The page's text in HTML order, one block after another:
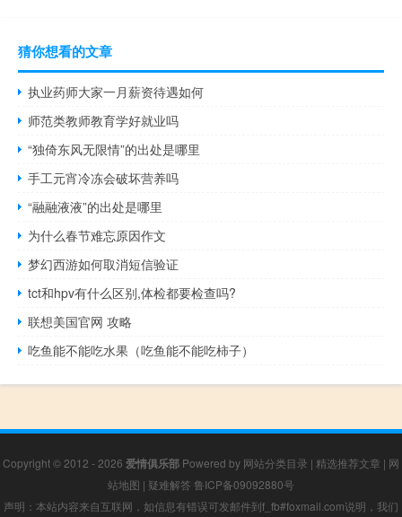
猜你想看的文章
执业药师大家一月薪资待遇如何
师范类教师教育学好就业吗
“独倚东风无限情”的出处是哪里
手工元宵冷冻会破坏营养吗
“融融液液”的出处是哪里
为什么春节难忘原因作文
梦幻西游如何取消短信验证
tct和hpv有什么区别,体检都要检查吗?
联想美国官网 攻略
吃鱼能不能吃水果（吃鱼能不能吃柿子）
Copyright © 2012 - 2026 爱情俱乐部 Powered by 网站分类目录 | 精选推荐文章 | 网
站地图 | 疑难解答 鲁ICP备09092880号
声明：本站内容来自互联网，如信息有错误可发邮件到f_fb#foxmail.com说明，我们